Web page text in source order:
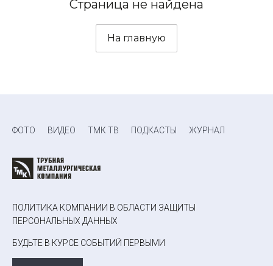
Страница не найдена
На главную
ФОТО ВИДЕО ТМК ТВ ПОДКАСТЫ ЖУРНАЛ
ПОЛИТИКА КОМПАНИИ В ОБЛАСТИ ЗАЩИТЫ
ПЕРСОНАЛЬНЫХ ДАННЫХ
БУДЬТЕ В КУРСЕ СОБЫТИЙ ПЕРВЫМИ